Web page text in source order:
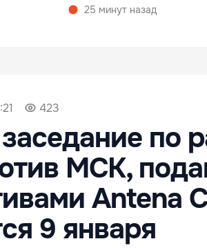
25 минут назад
423
по
МСК,
Antenа
9 января